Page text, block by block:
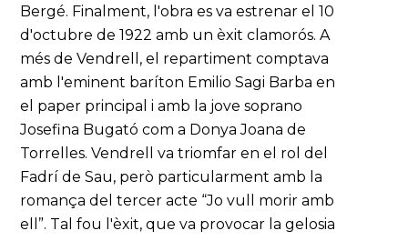
Bergé. Finalment, l'obra es va estrenar el 10
d'octubre de 1922 amb un èxit clamorós. A
més de Vendrell, el repartiment comptava
amb l'eminent baríton Emilio Sagi Barba en
el paper principal i amb la jove soprano
Josefina Bugató com a Donya Joana de
Torrelles. Vendrell va triomfar en el rol del
Fadrí de Sau, però particularment amb la
romança del tercer acte “Jo vull morir amb
ell”. Tal fou l'èxit, que va provocar la gelosia